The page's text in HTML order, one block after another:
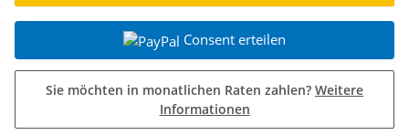
Consent erteilen
Sie möchten in monatlichen Raten zahlen? Weitere
Informationen